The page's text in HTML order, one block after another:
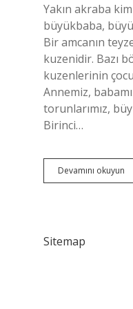
Yakın akraba
büyükbaba,
Bir amcanın
kuzenidir. Bazı
kuzenlerinin
Annemiz,
torunlarımız,
Birinci…
Devamını okuyun
Sitemap